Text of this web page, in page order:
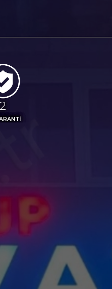
3